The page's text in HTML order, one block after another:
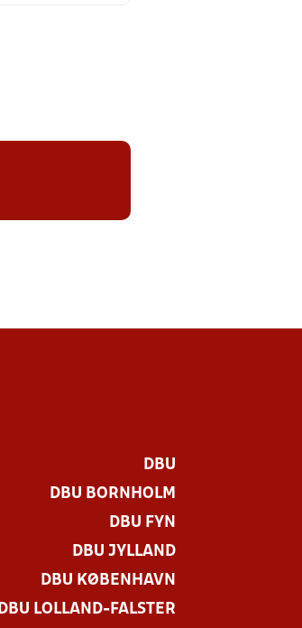
DBU
DBU BORNHOLM
DBU FYN
DBU JYLLAND
DBU KØBENHAVN
DBU LOLLAND-FALSTER